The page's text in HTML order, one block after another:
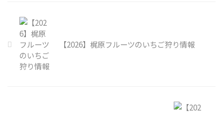
【2026】梶原フルーツのいちご狩り情報